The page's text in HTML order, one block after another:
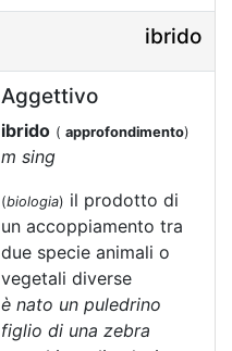
ibrido
Aggettivo
ibrido ( approfondimento)
m sing
(biologia) il prodotto di
un accoppiamento tra
due specie animali o
vegetali diverse
è nato un puledrino
figlio di una zebra